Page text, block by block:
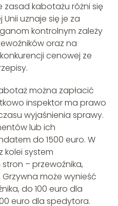
zasad kabotażu różni się
Unii uznaje się je za
kontrolnym zależy
oraz na
cenowej ze
można zapłacić
inspektor ma prawo
wyjaśnienia sprawy.
lub ich
do 1500 euro. W
kolei system
– przewoźnika,
może wynieść
do 100 euro dla
euro dla spedytora.